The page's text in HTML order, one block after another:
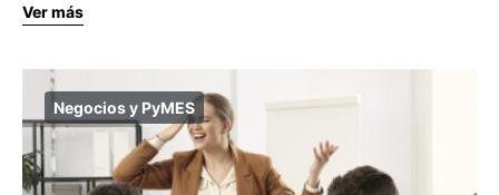
Ver más
Negocios y PyMES